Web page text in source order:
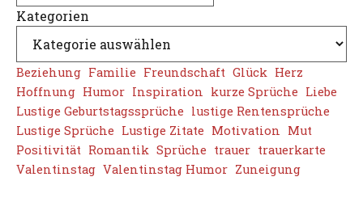
Kategorien
Beziehung Familie Freundschaft Glück Herz
Hoffnung Humor Inspiration kurze Sprüche Liebe
Lustige Geburtstagssprüche lustige Rentensprüche
Lustige Sprüche Lustige Zitate Motivation Mut
Positivität Romantik Sprüche trauer trauerkarte
Valentinstag Valentinstag Humor Zuneigung